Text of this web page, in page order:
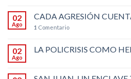
02
Ago
CADA AGRESIÓN
1 Comentario
02
Ago
LA POLICRISIS COMO